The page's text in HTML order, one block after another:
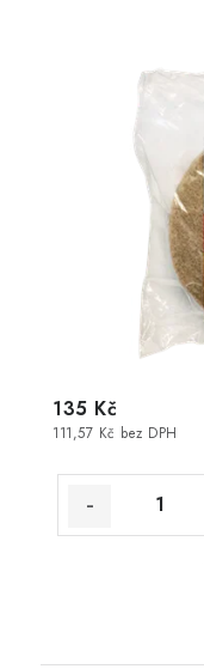
111,57 Kč bez DPH
135 Kč